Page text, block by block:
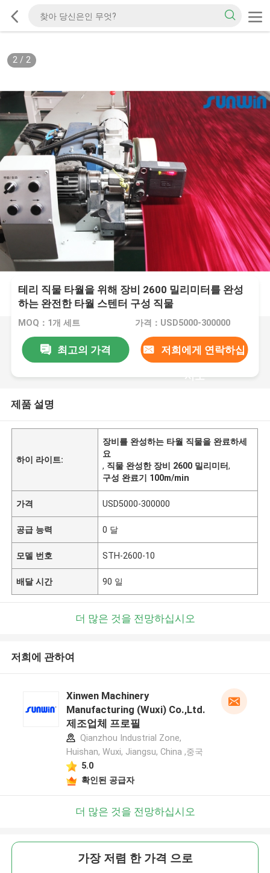
2/ 2
테리 직물 타월을 위해 장비 2600 밀리미터를 완성
하는 완전한 타월 스텐터 구성 직물
MOQ：1개 세트 가격：USD5000-300000
최고의 가격 저희에게 연락하십
시오
제품 설명
하이 라이트:
장비를 완성하는 타월 직물을 완료하세
요
, 직물 완성한 장비 2600 밀리미터,
구성 완료기 100m/min
가격 USD5000-300000
공급 능력 0 달
모델 번호 STH-2600-10
배달 시간 90 일
더 많은 것을 전망하십시오
저희에 관하여
Xinwen Machinery
Manufacturing (Wuxi) Co.,Ltd.
제조업체 프로필
Qianzhou Industrial Zone,
Huishan, Wuxi, Jiangsu, China ,중국
5.0
확인된 공급자
더 많은 것을 전망하십시오
가장 저렴 한 가격 으로